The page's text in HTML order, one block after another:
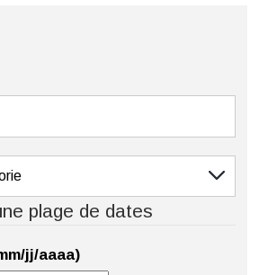
plage de dates
jj/aaaa)